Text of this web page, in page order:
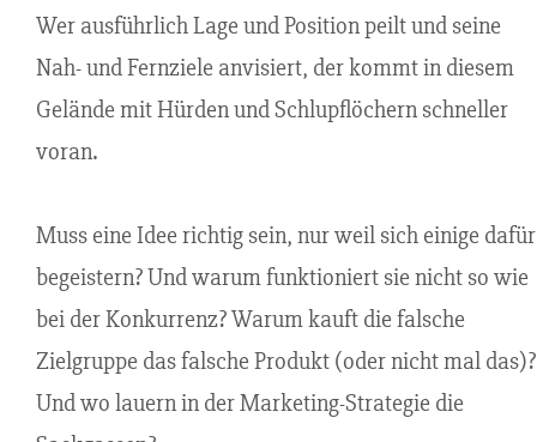
Wer ausführlich Lage und Position peilt und seine
Nah- und Fernziele anvisiert, der kommt in diesem
Gelände mit Hürden und Schlupflöchern schneller
voran.
Muss eine Idee richtig sein, nur weil sich einige dafür
begeistern? Und warum funktioniert sie nicht so wie
bei der Konkurrenz? Warum kauft die falsche
Zielgruppe das falsche Produkt (oder nicht mal das)?
Und wo lauern in der Marketing-Strategie die